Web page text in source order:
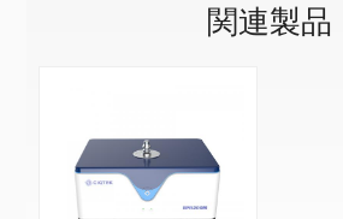
関連製品